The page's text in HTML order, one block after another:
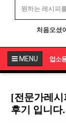
처음오셨
MENU 업소
[전문가레
후기 입니다